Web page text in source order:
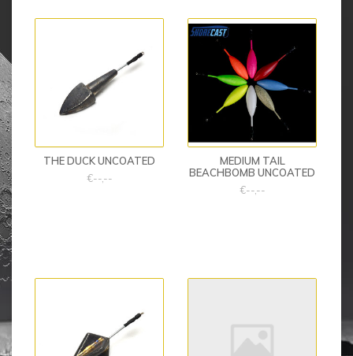
THE DUCK UNCOATED
€--,--
MEDIUM TAIL
BEACHBOMB UNCOATED
€--,--